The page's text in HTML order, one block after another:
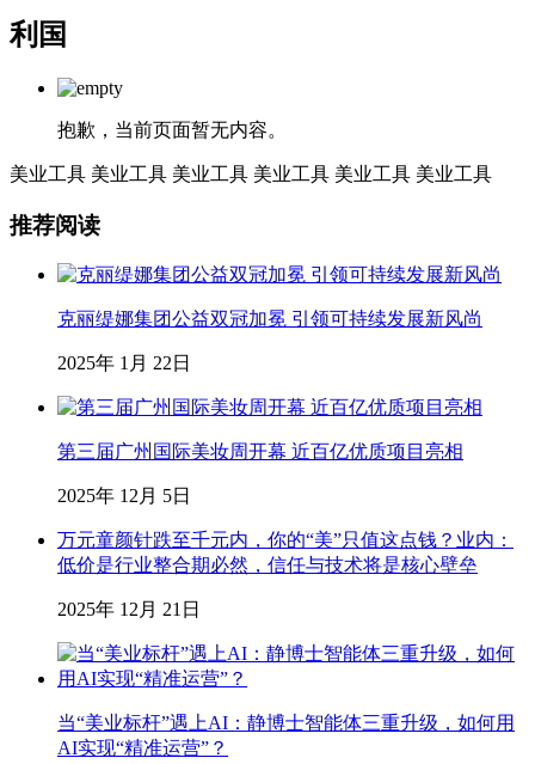
利国
抱歉，当前页面暂无内容。
美业工具 美业工具 美业工具 美业工具 美业工具 美业工具
推荐阅读
克丽缇娜集团公益双冠加冕 引领可持续发展新风尚
2025年 1月 22日
第三届广州国际美妆周开幕 近百亿优质项目亮相
2025年 12月 5日
万元童颜针跌至千元内，你的“美”只值这点钱？业内：
低价是行业整合期必然，信任与技术将是核心壁垒
2025年 12月 21日
当“美业标杆”遇上AI：静博士智能体三重升级，如何用
AI实现“精准运营”？